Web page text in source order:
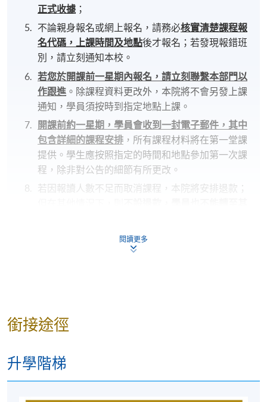
正式收據 ；
不論親身報名或網上報名，請務必核實清楚課程報
名代碼，上課時間及地點後才報名；若發現報錯班
別，請立刻通知本校。
若您於開課前一星期內報名，請立刻聯繫本部門以
作跟進 。除課程資料更改外，本院將不會另發上課
通知，學員須按時到指定地點上課。
開課前約一星期，學員會收到一封電子郵件，其中
包含詳細的課程安排 ，所有課程材料將在第一堂課
提供。學生應按照指定的時間和地點參加第一次課
程，除非對公告的細節有所更改。
若因報讀人數不足而取消課程，本院將安排退款；
若個別學員缺席，本院將不提供補課或其他安排。
地點
現時接受報名
閱讀更多
銜接途徑
升學階梯